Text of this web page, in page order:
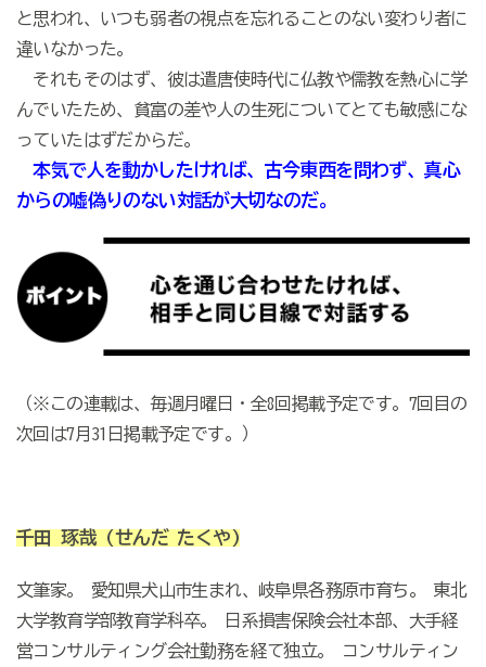
と思われ、いつも弱者の視点を忘れることのない変わり者に
違いなかった。
それもそのはず、彼は遣唐使時代に仏教や儒教を熱心に学
んでいたため、貧富の差や人の生死についてとても敏感にな
っていたはずだからだ。
本気で人を動かしたければ、古今東西を問わず、真心
からの噓偽りのない対話が大切なのだ。
（※この連載は、毎週月曜日・全8回掲載予定です。7回目の
次回は7月31日掲載予定です。）
千田 琢哉(せんだ たくや)
文筆家。 愛知県犬山市生まれ、岐阜県各務原市育ち。 東北
大学教育学部教育学科卒。 日系損害保険会社本部、大手経
営コンサルティング会社勤務を経て独立。 コンサルティン